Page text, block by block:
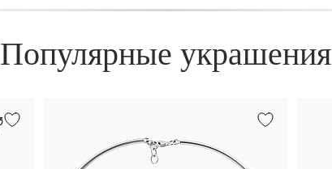
Популярные украшения